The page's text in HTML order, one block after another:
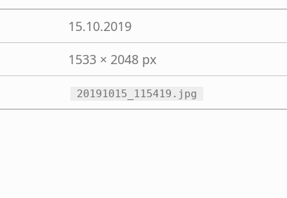
15.10.2019
1533 × 2048 px
20191015_115419.jpg